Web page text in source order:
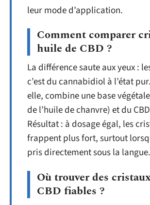
leur mode d’application.
Comment comparer
huile de CBD ?
La différence saute aux yeux :
c’est du cannabidiol à l’état
elle, combine une base
de l’huile de chanvre) et du
Résultat : à dosage égal, les
frappent plus fort, surtout
pris directement sous la langue.
Où trouver des
CBD fiables ?